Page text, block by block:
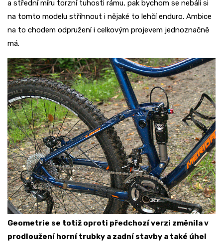
a střední míru torzní tuhosti rámu, pak bychom se nebáli si
na tomto modelu střihnout i nějaké to lehčí enduro. Ambice
na to chodem odpružení i celkovým projevem jednoznačně
má.
Geometrie se totiž oproti předchozí verzi změnila v
prodloužení horní trubky a zadní stavby a také úhel